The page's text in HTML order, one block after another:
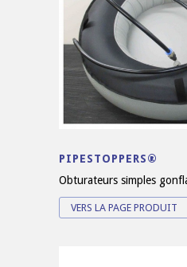
PIPESTOPPERS®
Obturateurs simples
VERS LA PAGE PRODUIT